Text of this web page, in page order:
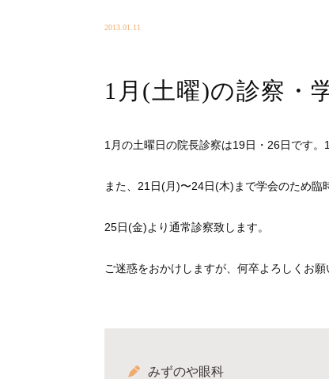
2013.01.11
1月(土曜)の診察・
1月の土曜日の院長診察は19日・26日です。
また、21日(月)〜24日(木)まで学会のため臨
25日(金)より通常診察致します。
ご迷惑をおかけしますが、何卒よろしくお願
みずのや眼科